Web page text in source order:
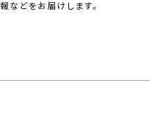
などをお届けします。